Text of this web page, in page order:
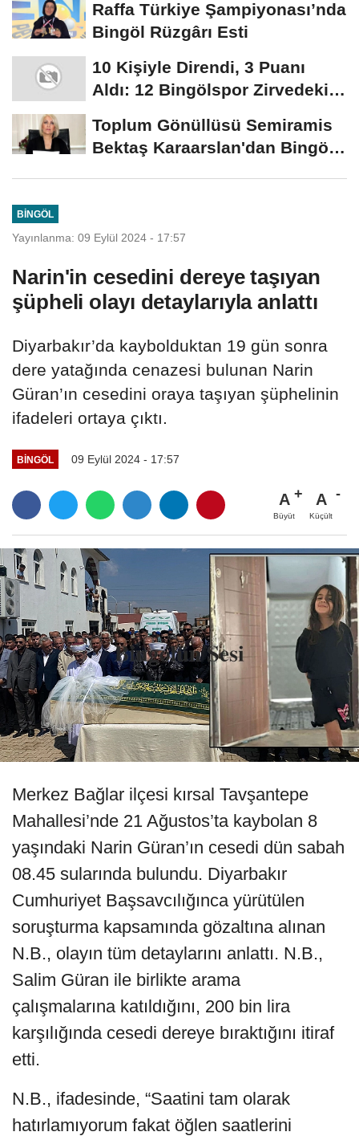
Raffa Türkiye Şampiyonası’nda
Bingöl Rüzgârı Esti
10 Kişiyle Direndi, 3 Puanı
Aldı: 12 Bingölspor Zirvedeki
Toplum Gönüllüsü Semiramis
Bektaş Karaarslan'dan Bingöl
BINGÖL
Yayınlanma: 09 Eylül 2024 - 17:57
Narin'in cesedini dereye taşıyan
şüpheli olayı detaylarıyla anlattı
Diyarbakır’da kaybolduktan 19 gün sonra
dere yatağında cenazesi bulunan Narin
Güran’ın cesedini oraya taşıyan şüphelinin
ifadeleri ortaya çıktı.
BINGÖL 09 Eylül 2024 - 17:57
A
Büyüt
A
Küçült
Merkez Bağlar ilçesi kırsal Tavşantepe
Mahallesi’nde 21 Ağustos’ta kaybolan 8
yaşındaki Narin Güran’ın cesedi dün sabah
08.45 sularında bulundu. Diyarbakır
Cumhuriyet Başsavcılığınca yürütülen
soruşturma kapsamında gözaltına alınan
N.B., olayın tüm detaylarını anlattı. N.B.,
Salim Güran ile birlikte arama
çalışmalarına katıldığını, 200 bin lira
karşılığında cesedi dereye bıraktığını itiraf
etti.
N.B., ifadesinde, “Saatini tam olarak
hatırlamıyorum fakat öğlen saatlerini